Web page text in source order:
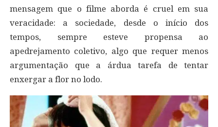
mensagem que o filme aborda é cruel em sua
veracidade: a sociedade, desde o início dos
tempos, sempre esteve propensa ao
apedrejamento coletivo, algo que requer menos
argumentação que a árdua tarefa de tentar
enxergar a flor no lodo.